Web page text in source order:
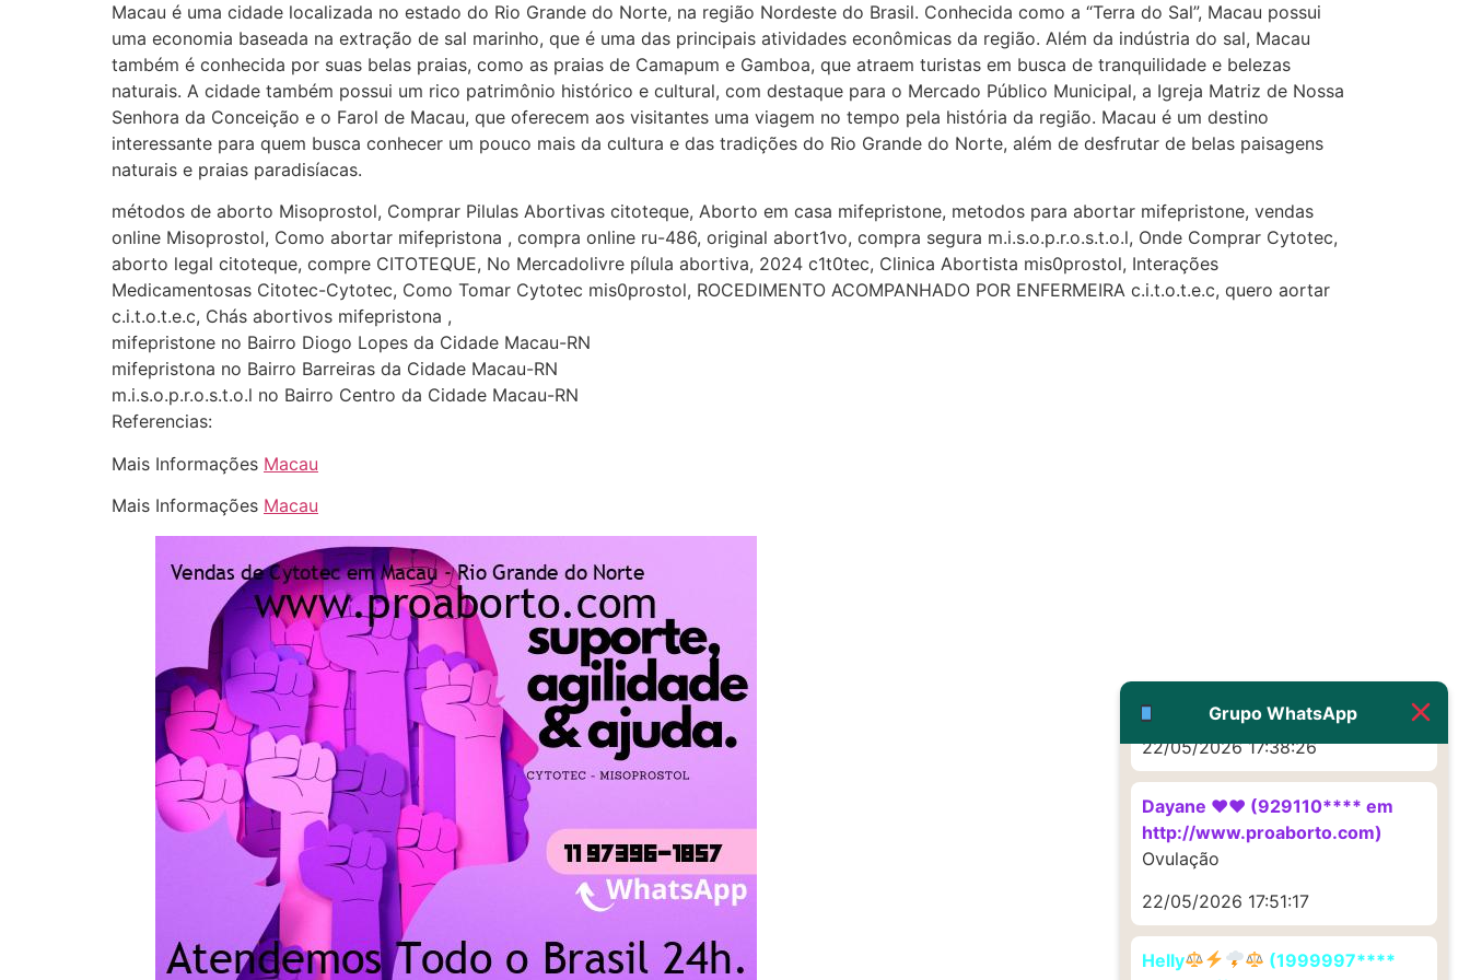
Macau é uma cidade localizada no estado do Rio Grande do Norte, na região Nordeste do Brasil. Conhecida como a “Terra do Sal”, Macau possui
uma economia baseada na extração de sal marinho, que é uma das principais atividades econômicas da região. Além da indústria do sal, Macau
também é conhecida por suas belas praias, como as praias de Camapum e Gamboa, que atraem turistas em busca de tranquilidade e belezas
naturais. A cidade também possui um rico patrimônio histórico e cultural, com destaque para o Mercado Público Municipal, a Igreja Matriz de Nossa
Senhora da Conceição e o Farol de Macau, que oferecem aos visitantes uma viagem no tempo pela história da região. Macau é um destino
interessante para quem busca conhecer um pouco mais da cultura e das tradições do Rio Grande do Norte, além de desfrutar de belas paisagens
naturais e praias paradisíacas.
métodos de aborto Misoprostol, Comprar Pilulas Abortivas citoteque, Aborto em casa mifepristone, metodos para abortar mifepristone, vendas
online Misoprostol, Como abortar mifepristona , compra online ru-486, original abort1vo, compra segura m.i.s.o.p.r.o.s.t.o.l, Onde Comprar Cytotec,
aborto legal citoteque, compre CITOTEQUE, No Mercadolivre pílula abortiva, 2024 c1t0tec, Clinica Abortista mis0prostol, Interações
Medicamentosas Citotec-Cytotec, Como Tomar Cytotec mis0prostol, ROCEDIMENTO ACOMPANHADO POR ENFERMEIRA c.i.t.o.t.e.c, quero aortar
c.i.t.o.t.e.c, Chás abortivos mifepristona ,
mifepristone no Bairro Diogo Lopes da Cidade Macau-RN
mifepristona no Bairro Barreiras da Cidade Macau-RN
m.i.s.o.p.r.o.s.t.o.l no Bairro Centro da Cidade Macau-RN
Referencias:
Mais Informações Macau
Mais Informações Macau
Grupo WhatsApp
depois que para de menstruar
começa a sair um líquido
transparente, se é normal ?
22/05/2026 17:10:05
Deve ser normal
22/05/2026 17:19:15
http://www.proaborto.com)
Muito obrigadaaaaa
22/05/2026 17:38:26
Dayane ♥️♥️ (929110**** em
http://www.proaborto.com)
Ovulação
22/05/2026 17:51:17
Helly
(1999997****